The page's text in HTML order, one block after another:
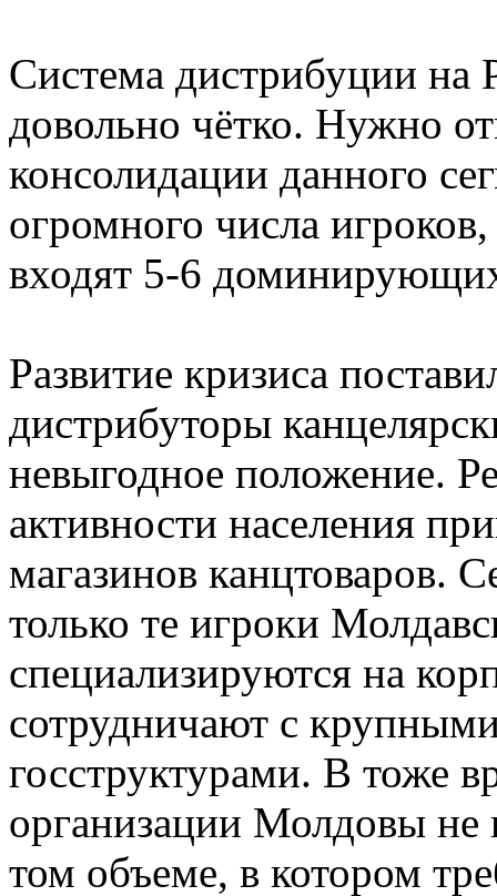
Система дистрибуции на
довольно чётко. Нужно
консолидации данного
огромного числа
входят 5-6
Развитие кризиса
дистрибуторы
невыгодное положение.
активности населения
магазинов канцтоваров.
только те игроки
специализируются на
сотрудничают с
госструктурами. В тоже
организации Молдовы не
том объеме, в котором